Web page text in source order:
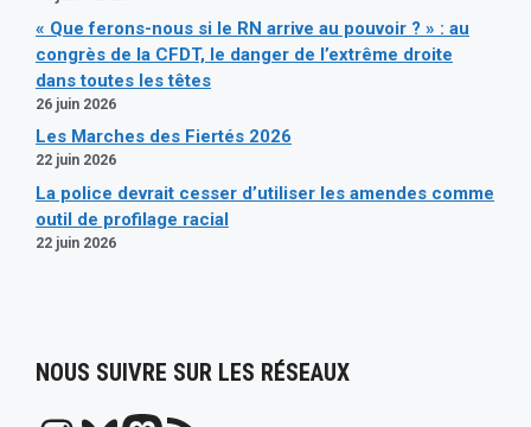
« Que ferons-nous si le RN arrive au pouvoir ? » : au
congrès de la CFDT, le danger de l’extrême droite
dans toutes les têtes
26 juin 2026
Les Marches des Fiertés 2026
22 juin 2026
La police devrait cesser d’utiliser les amendes comme
outil de profilage racial
22 juin 2026
NOUS SUIVRE SUR LES RÉSEAUX